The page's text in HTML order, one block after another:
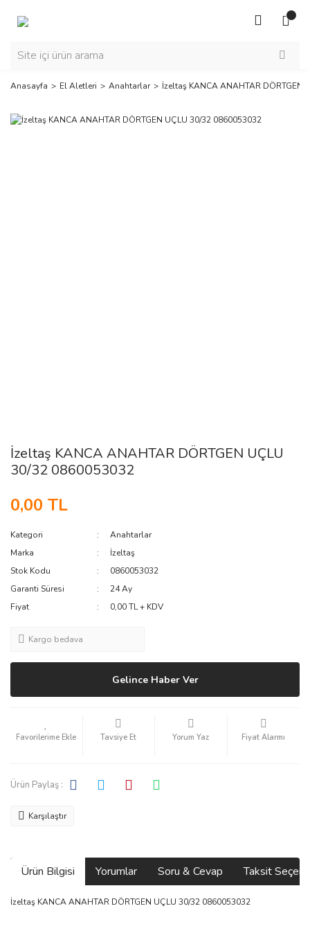
Anasayfa El Aletleri Anahtarlar İzeltaş KANCA ANAHTAR DÖRTGEN
İzeltaş KANCA ANAHTAR DÖRTGEN UÇLU
30/32 0860053032
0,00 TL
Kategori
Anahtarlar
Marka
İzeltaş
Stok Kodu
0860053032
Garanti Süresi
24 Ay
Fiyat
0,00 TL + KDV
Kargo bedava
Gelince Haber Ver
Tavsiye Et Yorum Yaz Fiyat Alarmı
Ürün Paylaş :
Karşılaştır
Ürün Bilgisi Yorumlar Soru & Cevap Taksit
İzeltaş KANCA ANAHTAR DÖRTGEN UÇLU 30/32 0860053032